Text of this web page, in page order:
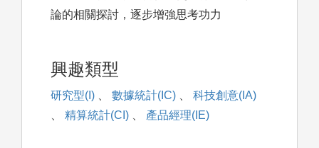
論的相關探討，逐步增強思考功力
興趣類型
研究型(I) 、 數據統計(IC) 、
科技創意(IA)
、
精算統計(CI) 、 產品經理(IE)